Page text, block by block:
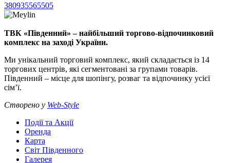
380935565505
ТВК «Південний» – найбільший торгово-відпочинковий
комплекс на заході України.
Ми унікальний торговий комплекс, який складається із 14
торгових центрів, які сегментовані за групами товарів.
Південний – місце для шопінгу, розваг та відпочинку усієї
сім’ї.
Створено у Web-Style
Події та Акції
Оренда
Карта
Світ Південного
Галерея